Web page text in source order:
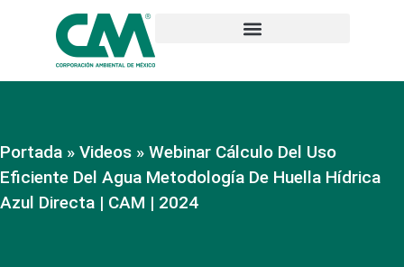
Portada » Videos » Webinar Cálculo Del Uso
Eficiente Del Agua Metodología De Huella Hídrica
Azul Directa | CAM | 2024